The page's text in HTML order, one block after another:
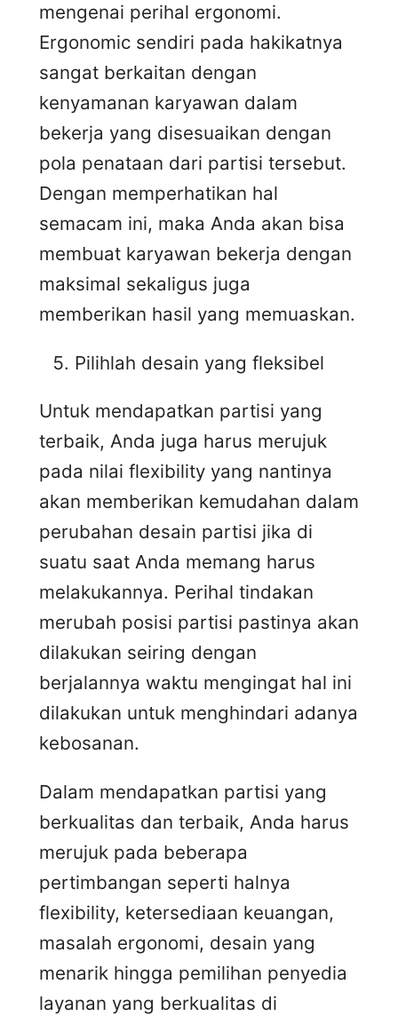
mengenai perihal ergonomi.
Ergonomic sendiri pada hakikatnya
sangat berkaitan dengan
kenyamanan karyawan dalam
bekerja yang disesuaikan dengan
pola penataan dari partisi tersebut.
Dengan memperhatikan hal
semacam ini, maka Anda akan bisa
membuat karyawan bekerja dengan
maksimal sekaligus juga
memberikan hasil yang memuaskan.
Pilihlah desain yang fleksibel
Untuk mendapatkan partisi yang
terbaik, Anda juga harus merujuk
pada nilai flexibility yang nantinya
akan memberikan kemudahan dalam
perubahan desain partisi jika di
suatu saat Anda memang harus
melakukannya. Perihal tindakan
merubah posisi partisi pastinya akan
dilakukan seiring dengan
berjalannya waktu mengingat hal ini
dilakukan untuk menghindari adanya
kebosanan.
Dalam mendapatkan partisi yang
berkualitas dan terbaik, Anda harus
merujuk pada beberapa
pertimbangan seperti halnya
flexibility, ketersediaan keuangan,
masalah ergonomi, desain yang
menarik hingga pemilihan penyedia
layanan yang berkualitas di